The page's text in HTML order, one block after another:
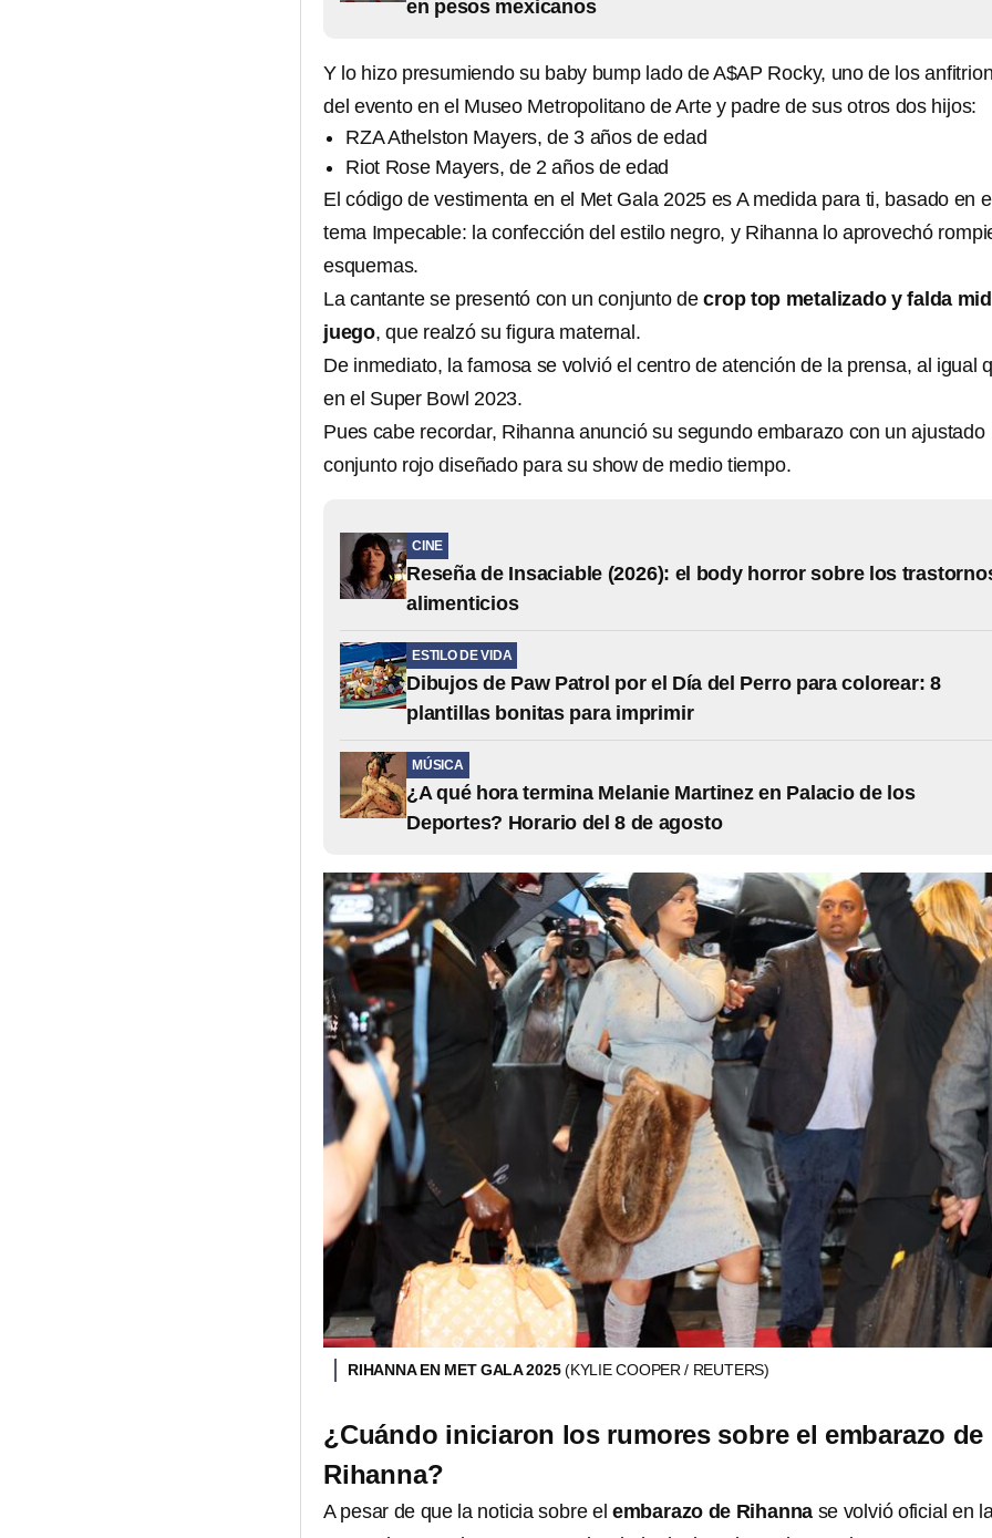
en pesos mexicanos
Y lo hizo presumiendo su baby bump lado de A$AP Rocky, uno de los
del evento en el Museo Metropolitano de Arte y padre de sus otros dos hijos:
RZA Athelston Mayers, de 3 años de edad
Riot Rose Mayers, de 2 años de edad
El código de vestimenta en el Met Gala 2025 es A medida para ti, basado en
tema Impecable: la confección del estilo negro, y Rihanna lo aprovechó
esquemas.
La cantante se presentó con un conjunto decrop top metalizado y falda
juego, que realzó su figura maternal.
De inmediato, la famosa se volvió el centro de atención de la prensa, al igual
en el Super Bowl 2023.
Pues cabe recordar, Rihanna anunció su segundo embarazo con un ajustado
conjunto rojo diseñado para su show de medio tiempo.
CINE
Reseña de Insaciable (2026): el body horror sobre los
alimenticios
ESTILO DE VIDA
Dibujos de Paw Patrol por el Día del Perro para colorear: 8
plantillas bonitas para imprimir
MÚSICA
¿A qué hora termina Melanie Martinez en Palacio de los
Deportes? Horario del 8 de agosto
RIHANNA EN MET GALA 2025(KYLIE COOPER / REUTERS)
¿Cuándo iniciaron los rumores sobre el embarazo de
Rihanna?
A pesar de que la noticia sobre el embarazo de Rihanna se volvió oficial en